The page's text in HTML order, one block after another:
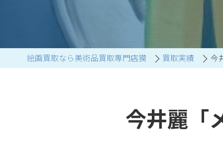
西洋アンティーク買取
中国骨董品買取
時価評価サービス
絵画買取なら美術品買取専門店獏 買取実績 今
今井麗「